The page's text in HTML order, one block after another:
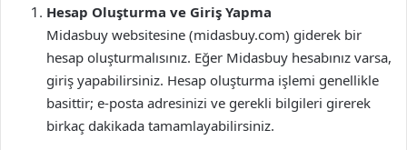
Hesap Oluşturma ve Giriş Yapma
Midasbuy websitesine (midasbuy.com) giderek bir
hesap oluşturmalısınız. Eğer Midasbuy hesabınız varsa,
giriş yapabilirsiniz. Hesap oluşturma işlemi genellikle
basittir; e-posta adresinizi ve gerekli bilgileri girerek
birkaç dakikada tamamlayabilirsiniz.